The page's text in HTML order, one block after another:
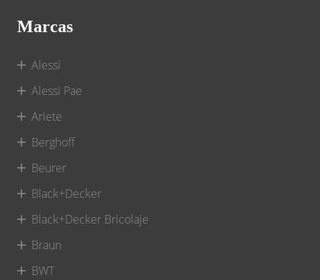
Marcas
Alessi
Alessi Pae
Ariete
Berghoff
Beurer
Black+Decker
Black+Decker Bricolaje
Braun
BWT